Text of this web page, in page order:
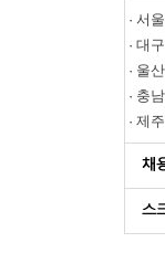
· 서울
· 대구
· 울산
· 충남
· 제주